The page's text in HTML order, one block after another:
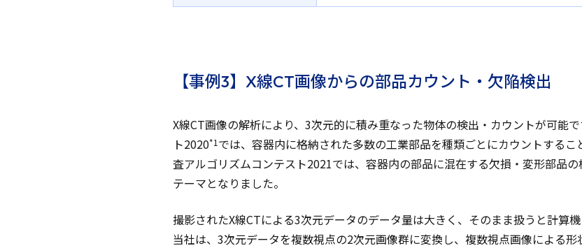
【事例3】X線CT画像からの部品カウント・欠陥検出
X線CT画像の解析により、3次元的に積み重なった物体の検出・カウントが可能
ト2020*1 では、容器内に格納された多数の工業部品を種類ごとにカウントする
査アルゴリズムコンテスト2021では、容器内の部品に混在する欠損・変形部品
テーマとなりました。
撮影されたX線CTによる3次元データのデータ量は大きく、そのまま扱うと計算機
当社は、3次元データを複数視点の2次元画像群に変換し、複数視点画像による形